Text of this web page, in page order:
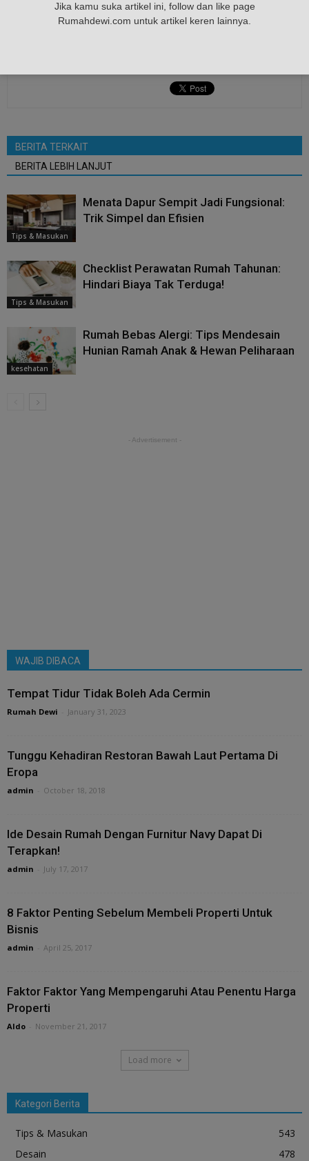
BERITA TERKAIT
BERITA LEBIH LANJUT
Tips & Masukan
Menata Dapur Sempit Jadi Fungsional:
Trik Simpel dan Efisien
Tips & Masukan
Checklist Perawatan Rumah Tahunan:
Hindari Biaya Tak Terduga!
kesehatan
Rumah Bebas Alergi: Tips Mendesain
Hunian Ramah Anak & Hewan Peliharaan
- Advertisement -
WAJIB DIBACA
Tempat Tidur Tidak Boleh Ada Cermin
Rumah Dewi January 31, 2023
Tunggu Kehadiran Restoran Bawah Laut Pertama Di
Eropa
admin October 18, 2018
Ide Desain Rumah Dengan Furnitur Navy Dapat Di
Terapkan!
admin July 17, 2017
8 Faktor Penting Sebelum Membeli Properti Untuk
Bisnis
admin April 25, 2017
Faktor Faktor Yang Mempengaruhi Atau Penentu Harga
Properti
Aldo November 21, 2017
Load more
Kategori Berita
Tips & Masukan
543
Desain
478
Jika kamu suka artikel ini, follow dan like page
Rumahdewi.com untuk artikel keren lainnya.